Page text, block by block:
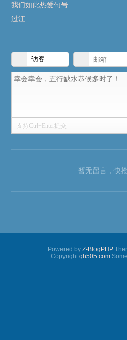
我们如此热爱句号
过江
支持Ctrl+Enter提交
暂无留言，快
Powered by Z-BlogPHP
Copyrightqh505.com